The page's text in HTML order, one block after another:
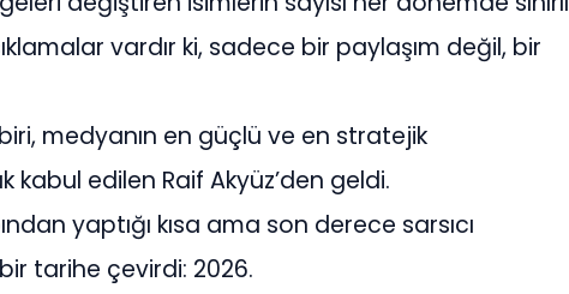
vardır ki, sadece bir paylaşım değil, bir
medyanın en güçlü ve en stratejik
edilen Raif Akyüz’den geldi.
yaptığı kısa ama son derece sarsıcı
tarihe çevirdi: 2026.